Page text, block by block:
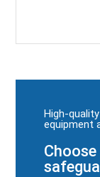
High-
equipment